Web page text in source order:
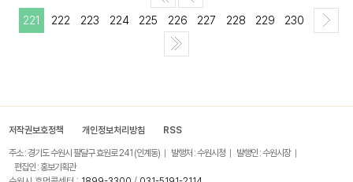
221 222 223 224 225 226 227 228 229 230
저작권보호정책 개인정보처리방침 RSS
주소 : 경기도 수원시 팔달구 효원로 241 (인계동) 발행처 : 수원시청
발행인 : 수원시장
편집인 : 홍보기획관